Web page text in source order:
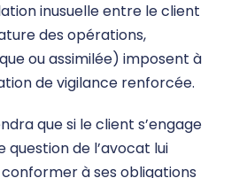
inusuelle entre le client
des opérations,
ou assimilée) imposent à
de vigilance renforcée.
que si le client s’engage
de l’avocat lui
à ses obligations